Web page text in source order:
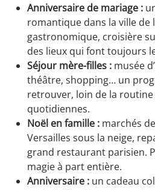
Anniversaire de mariage :
romantique dans la ville de
gastronomique, croisière
des lieux qui font toujours
Séjour mère-filles : musée
théâtre, shopping… un
retrouver, loin de la
quotidiennes.
Noël en famille : marchés
Versailles sous la neige,
grand restaurant parisien.
magie à part entière.
Anniversaire : un cadeau